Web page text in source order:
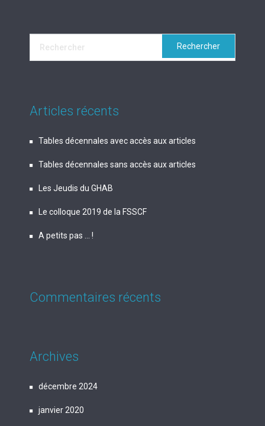
Articles récents
Tables décennales avec accès aux articles
Tables décennales sans accès aux articles
Les Jeudis du GHAB
Le colloque 2019 de la FSSCF
A petits pas … !
Commentaires récents
Archives
décembre 2024
janvier 2020